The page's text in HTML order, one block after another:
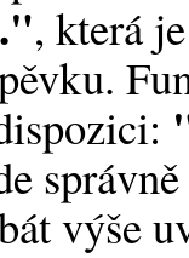
, která
výše